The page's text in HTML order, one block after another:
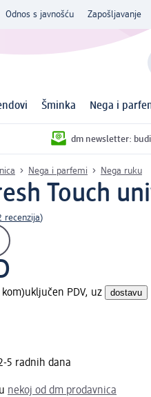
Odnos s javnošću Zapošljavanje
Šminka Nega i
dm newsletter:
Nega i parfemi Nega ruku
Touch
recenzija)
kom)uključen PDV, uz dostavu
5 radnih dana
nekoj od dm prodavnica